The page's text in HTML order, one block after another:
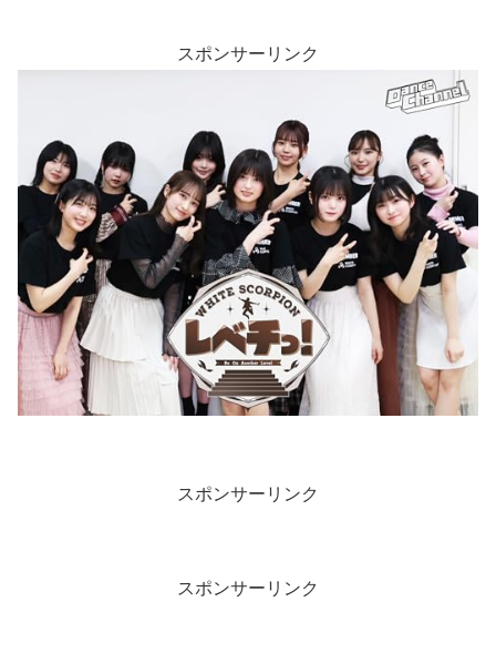
スポンサーリンク
スポンサーリンク
スポンサーリンク